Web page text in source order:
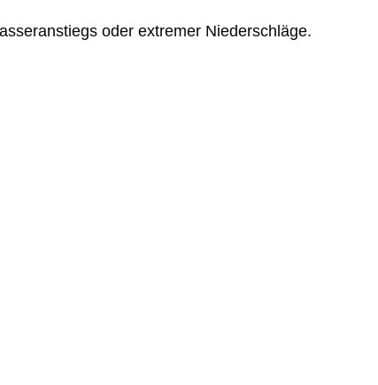
oder extremer Niederschläge.